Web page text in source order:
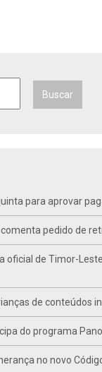
Buscar
para aprovar
pedido de
oficial de Timor-
de conteúdos
do programa
no novo